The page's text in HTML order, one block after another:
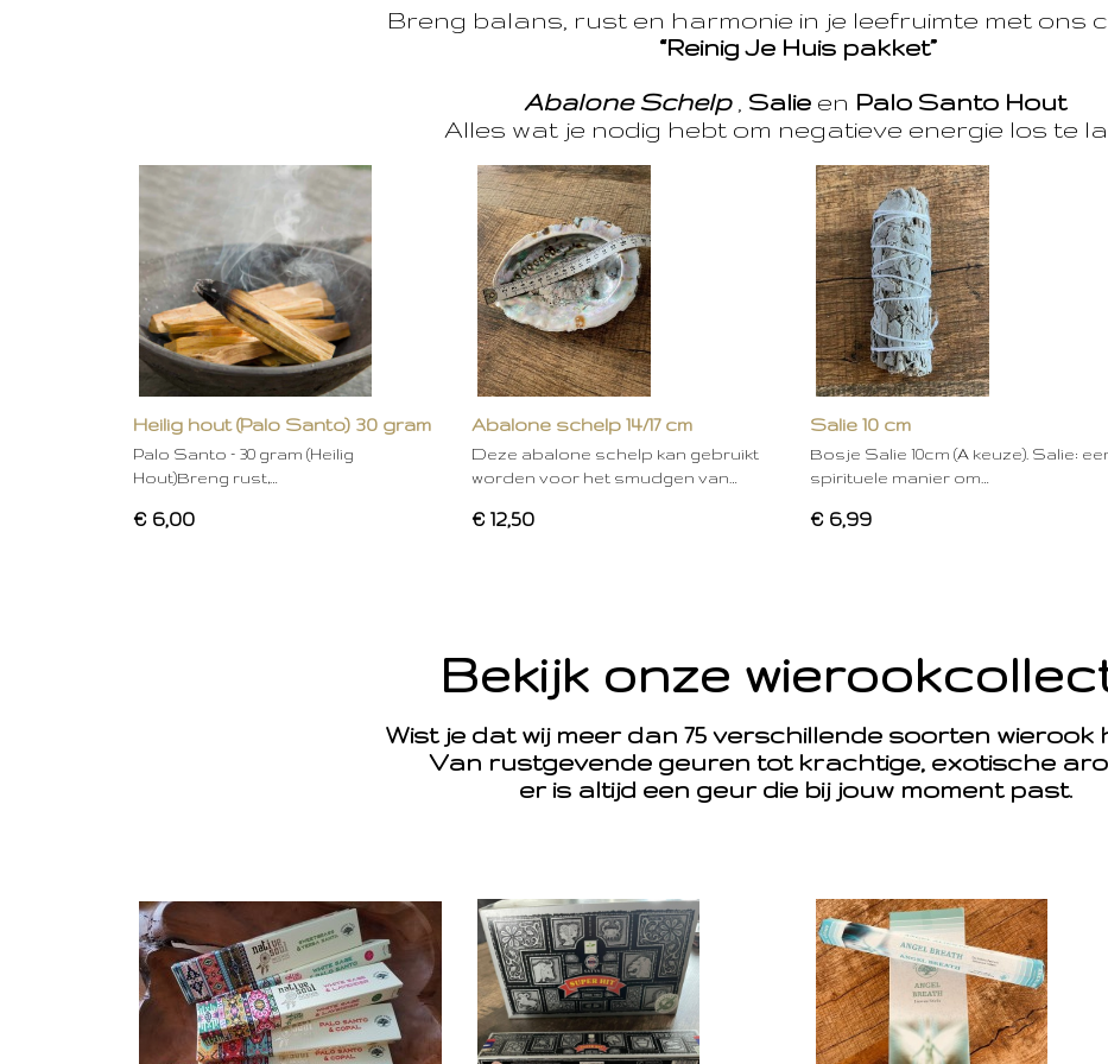
Breng balans, rust en harmonie in je leefruimte met ons
“Reinig Je Huis pakket”
Abalone Schelp, Salie en Palo Santo Hout
Alles wat je nodig hebt om negatieve energie los te
Heilig hout (Palo Santo) 30 gram
Palo Santo – 30 gram (Heilig
Hout)Breng rust,…
€ 6,00
Abalone schelp 14/17 cm
Deze abalone schelp kan gebruikt
worden voor het smudgen van…
€ 12,50
Salie 10 cm
Bosje Salie 10cm (A keuze). Salie:
spirituele manier om…
€ 6,99
Bekijk onze
Wist je dat wij meer dan 75 verschillende soorten wierook
Van rustgevende geuren tot krachtige, exotische
er is altijd een geur die bij jouw moment past.